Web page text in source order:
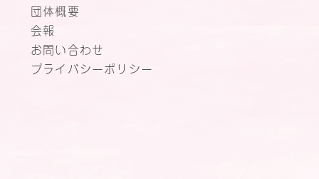
団体概要
会報
お問い合わせ
プライバシーポリシー